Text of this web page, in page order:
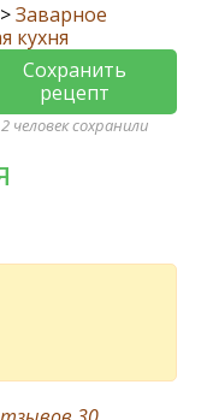
>Заварное
кухня
Сохранить
рецепт
2 человек сохранили